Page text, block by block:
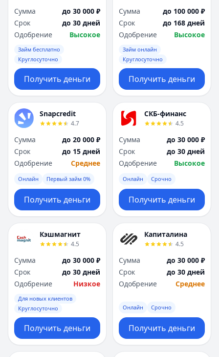
Сумма
до 30 000 ₽
Срок
до 30 дней
Одобрение
Высокое
Займ бесплатно
Круглосуточно
Получить деньги
Сумма
до 100 000 ₽
Срок
до 168 дней
Одобрение
Высокое
Займ онлайн
Круглосуточно
Получить деньги
Snapcredit
4.7
Сумма
до 20 000 ₽
Срок
до 15 дней
Одобрение
Среднее
Онлайн Первый займ 0%
Получить деньги
СКБ-финанс
4.5
Сумма
до 30 000 ₽
Срок
до 30 дней
Одобрение
Высокое
Онлайн Срочно
Получить деньги
Кэшмагнит
4.5
Сумма
до 30 000 ₽
Срок
до 30 дней
Одобрение
Низкое
Для новых клиентов
Круглосуточно
Получить деньги
Капиталина
4.5
Сумма
до 30 000 ₽
Срок
до 30 дней
Одобрение
Среднее
Онлайн Срочно
Получить деньги